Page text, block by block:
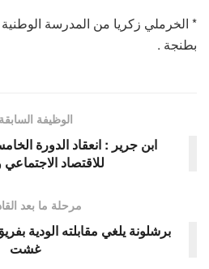
* الخرملي زكريا من المدرسة الوطنية
بطنجة .
الوظيفة السابقة
ابن جرير : انعقاد الدورة
للاقتصاد
مرحلة ما بعد
غشت